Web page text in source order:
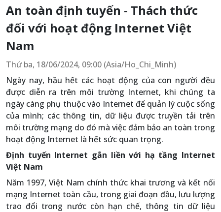
An toàn định tuyến - Thách thức
đối với hoạt động Internet Việt
Nam
Thứ ba, 18/06/2024, 09:00 (Asia/Ho_Chi_Minh)
Ngày nay, hầu hết các hoạt động của con người đều
được diễn ra trên môi trường Internet, khi chúng ta
ngày càng phụ thuộc vào Internet để quản lý cuộc sống
của mình; các thông tin, dữ liệu được truyền tải trên
môi trường mạng do đó mà việc đảm bảo an toàn trong
hoạt động Internet là hết sức quan trọng.
Định tuyến Internet gắn liền với hạ tầng Internet
Việt Nam
Năm 1997, Việt Nam chính thức khai trương và kết nối
mạng Internet toàn cầu, trong giai đoạn đầu, lưu lượng
trao đổi trong nước còn hạn chế, thông tin dữ liệu